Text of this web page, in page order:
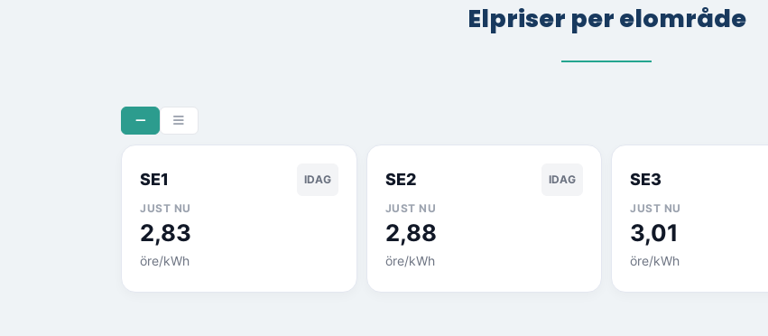
Elpriser per elområde
SE1 IDAG
JUST NU
2,83
öre/kWh
SE2 IDAG
JUST NU
2,88
öre/kWh
SE3
JUST NU
3,01
öre/kWh